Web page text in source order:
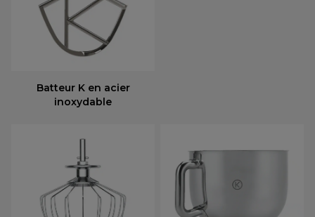
Batteur K en acier
inoxydable